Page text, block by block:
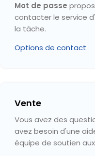
Mot de passe
contacter le service
la tâche.
Options de contact
Vente
Vous avez des
avez besoin d'une
équipe de soutien